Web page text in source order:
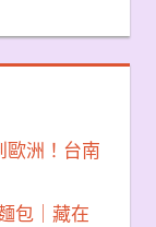
歐洲！台南
包｜藏在